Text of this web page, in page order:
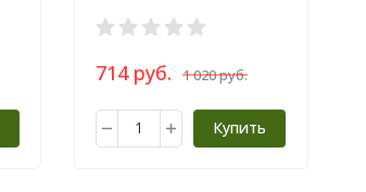
714 руб. 1 020 руб.
Купить